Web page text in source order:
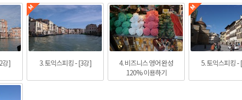
강] 3. 토익스피킹 - [3강]
4. 비즈니스 영어 완성
120% 이용하기
5. 토익스피킹